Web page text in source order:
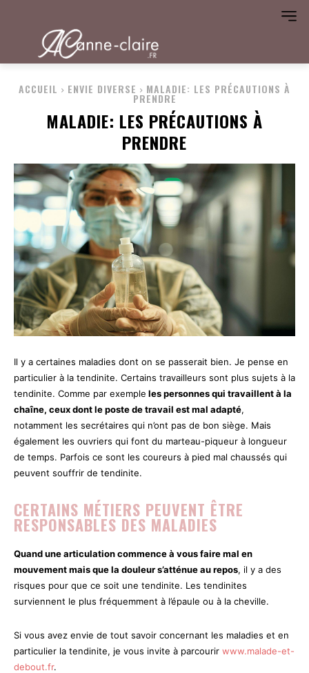
ACCUEIL ENVIE DIVERSE MALADIE: LES PRÉCAUTIONS À
PRENDRE
MALADIE: LES PRÉCAUTIONS À
PRENDRE
Il y a certaines maladies dont on se passerait bien. Je pense en
particulier à la tendinite. Certains travailleurs sont plus sujets à la
tendinite. Comme par exemple les personnes qui travaillent à la
chaîne, ceux dont le poste de travail est mal adapté,
notamment les secrétaires qui n’ont pas de bon siège. Mais
également les ouvriers qui font du marteau-piqueur à longueur
de temps. Parfois ce sont les coureurs à pied mal chaussés qui
peuvent souffrir de tendinite.
CERTAINS MÉTIERS PEUVENT ÊTRE
RESPONSABLES DES MALADIES
Quand une articulation commence à vous faire mal en
mouvement mais que la douleur s’atténue au repos, il y a des
risques pour que ce soit une tendinite. Les tendinites
surviennent le plus fréquemment à l’épaule ou à la cheville.
Si vous avez envie de tout savoir concernant les maladies et en
particulier la tendinite, je vous invite à parcourir www.malade-et-
debout.fr.